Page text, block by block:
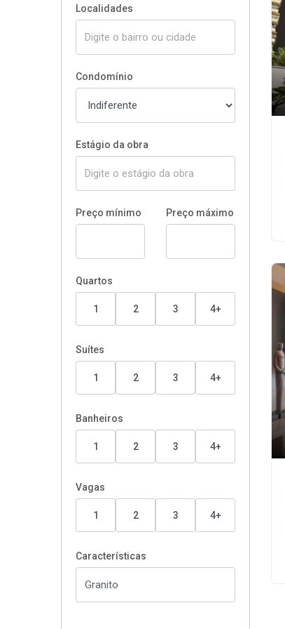
Localidades
Condomínio
Estágio da obra
Preço mínimo Preço máximo
Quartos
1 2 3 4+
Suítes
1 2 3 4+
Banheiros
1 2 3 4+
Vagas
1 2 3 4+
Características